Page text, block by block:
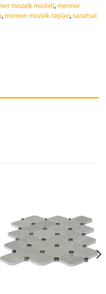
mozaik modeli, mermer
, mermer mozaik taşları,sanatsal